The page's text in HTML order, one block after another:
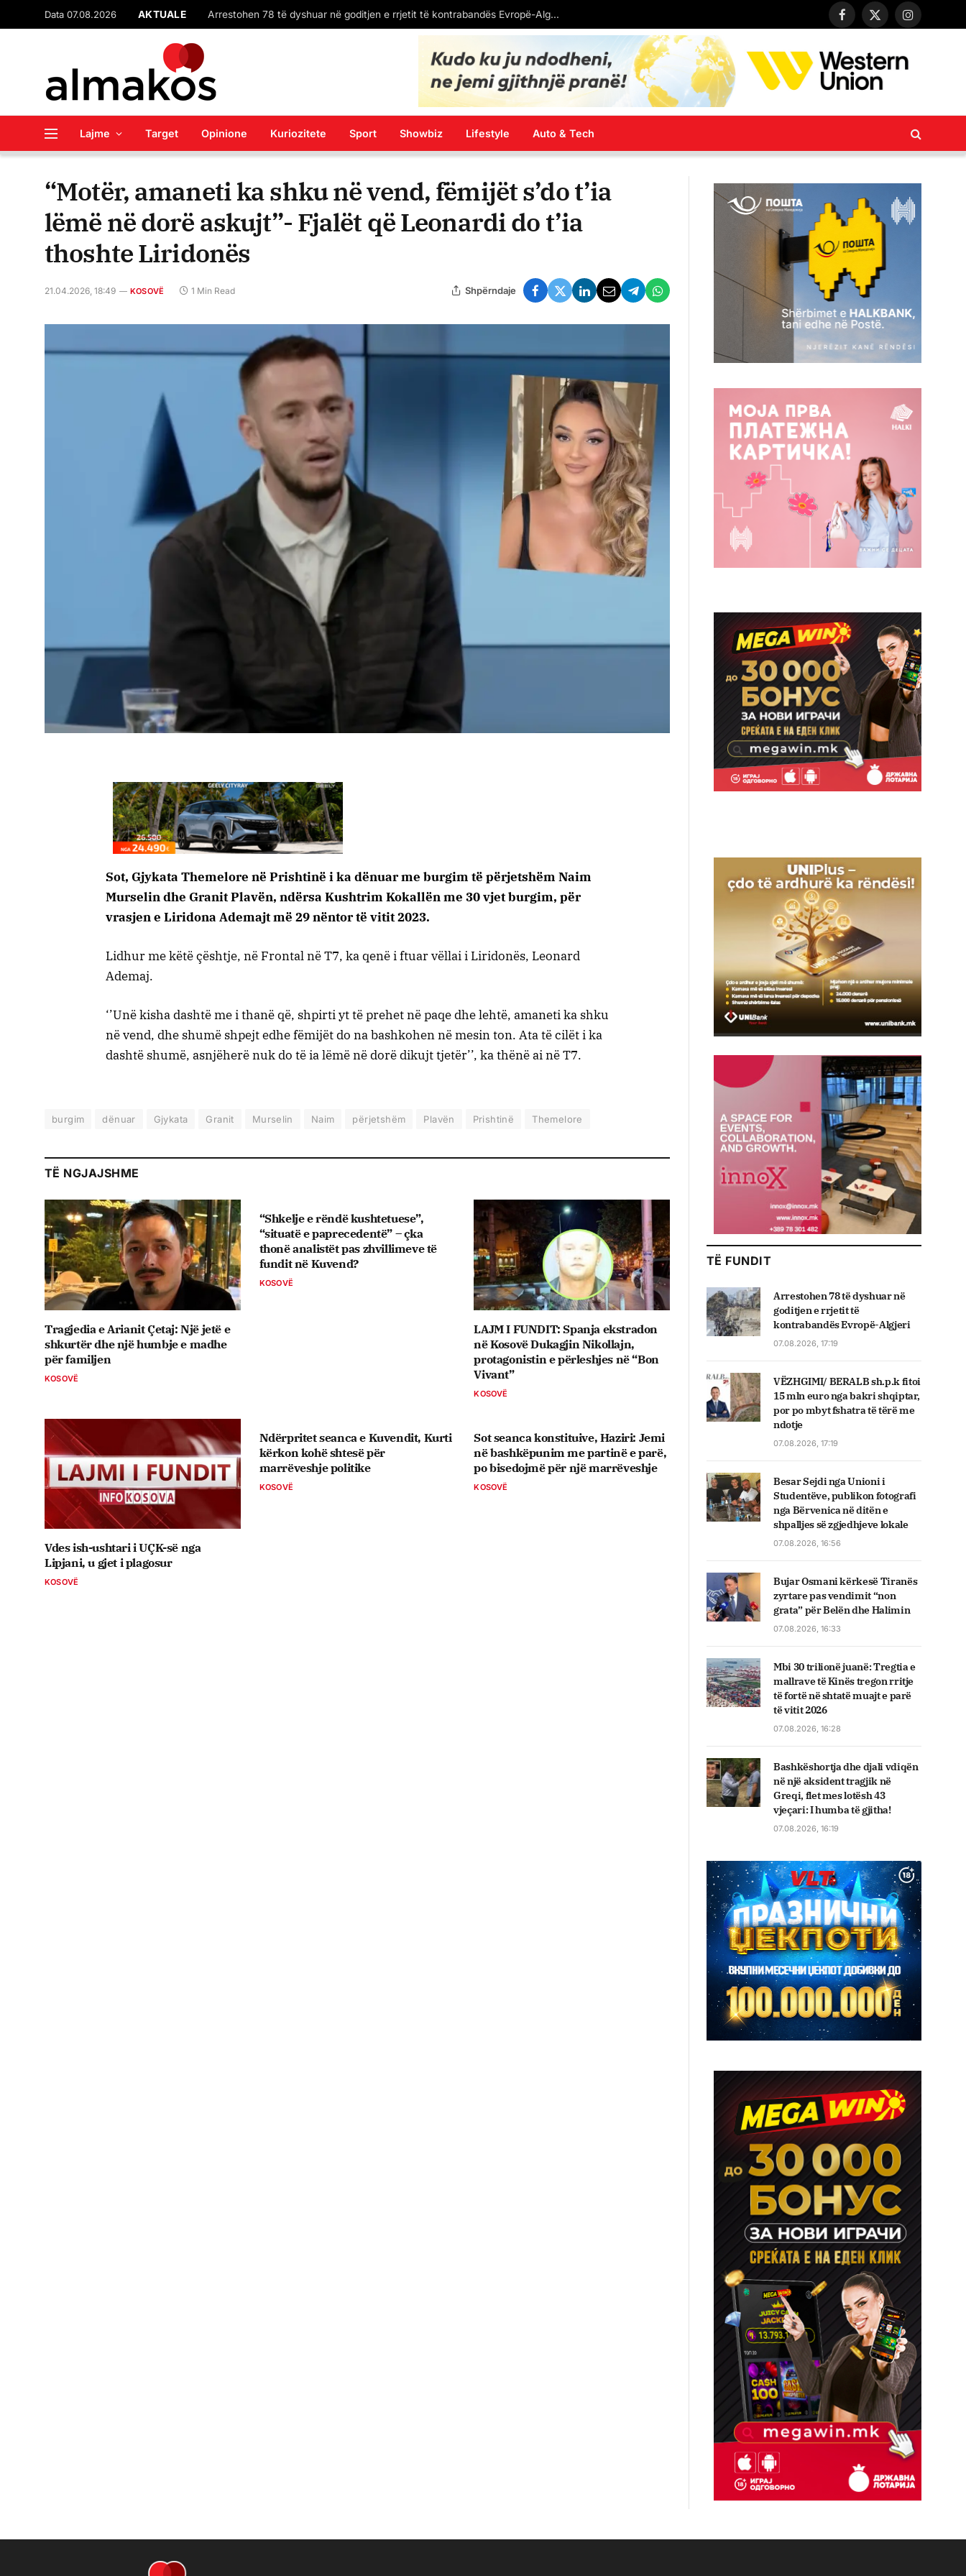
Data 07.08.2026 AKTUALE VËZHGIMI/ BERALB sh.p.k fitoi 15 mln euro nga bakri shqiptar, por po mbyt fshatra të tërë me ndotje
Facebook
X
Instagram
Lajme Target Opinione Kuriozitete Sport Showbiz Lifestyle Auto & Tech
“Motër, amaneti ka shku në vend, fëmijët s’do t’ia
lëmë në dorë askujt”- Fjalët që Leonardi do t’ia
thoshte Liridonës
21.04.2026, 18:49 KOSOVË 1 Min Read Shpërndaje
Sot, Gjykata Themelore në Prishtinë i ka dënuar me burgim të përjetshëm Naim
Murselin dhe Granit Plavën, ndërsa Kushtrim Kokallën me 30 vjet burgim, për
vrasjen e Liridona Ademajt më 29 nëntor të vitit 2023.
Lidhur me këtë çështje, në Frontal në T7, ka qenë i ftuar vëllai i Liridonës, Leonard
Ademaj.
‘’Unë kisha dashtë me i thanë që, shpirti yt të prehet në paqe dhe lehtë, amaneti ka shku
në vend, dhe shumë shpejt edhe fëmijët do na bashkohen në mesin ton. Ata të cilët i ka
dashtë shumë, asnjëherë nuk do të ia lëmë në dorë dikujt tjetër’’, ka thënë ai në T7.
burgim dënuar Gjykata Granit Murselin Naim përjetshëm Plavën Prishtinë Themelore
TË NGJAJSHME
Tragjedia e Arianit Çetaj: Një jetë e
shkurtër dhe një humbje e madhe
për familjen
KOSOVË
“Shkelje e rëndë kushtetuese”,
“situatë e paprecedentë” – çka
thonë analistët pas zhvillimeve të
fundit në Kuvend?
KOSOVË
LAJM I FUNDIT: Spanja ekstradon
në Kosovë Dukagjin Nikollajn,
protagonistin e përleshjes në “Bon
Vivant”
KOSOVË
Vdes ish-ushtari i UÇK-së nga
Lipjani, u gjet i plagosur
KOSOVË
Ndërpritet seanca e Kuvendit, Kurti
kërkon kohë shtesë për
marrëveshje politike
KOSOVË
Sot seanca konstituive, ​Haziri: Jemi
në bashkëpunim me partinë e parë,
po bisedojmë për një marrëveshje
KOSOVË
TË FUNDIT
Arrestohen 78 të dyshuar në
goditjen e rrjetit të
kontrabandës Evropë-Algjeri
07.08.2026, 17:19
VËZHGIMI/ BERALB sh.p.k fitoi
15 mln euro nga bakri shqiptar,
por po mbyt fshatra të tërë me
ndotje
07.08.2026, 17:19
Besar Sejdi nga Unioni i
Studentëve, publikon fotografi
nga Bërvenica në ditën e
shpalljes së zgjedhjeve lokale
07.08.2026, 16:56
Bujar Osmani kërkesë Tiranës
zyrtare pas vendimit “non
grata” për Belën dhe Halimin
07.08.2026, 16:33
Mbi 30 trilionë juanë: Tregtia e
mallrave të Kinës tregon rritje
të fortë në shtatë muajt e parë
të vitit 2026
07.08.2026, 16:28
Bashkëshortja dhe djali vdiqën
në një aksident tragjik në
Greqi, flet mes lotësh 43
vjeçari: I humba të gjitha!
07.08.2026, 16:19